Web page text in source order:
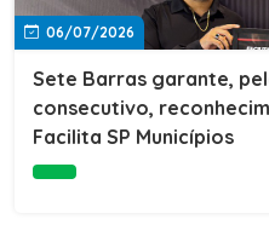
06/07/2026
Sete Barras garante,
consecutivo,
Facilita SP Municípios